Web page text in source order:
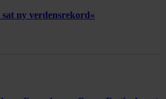
ny verdensrekord«